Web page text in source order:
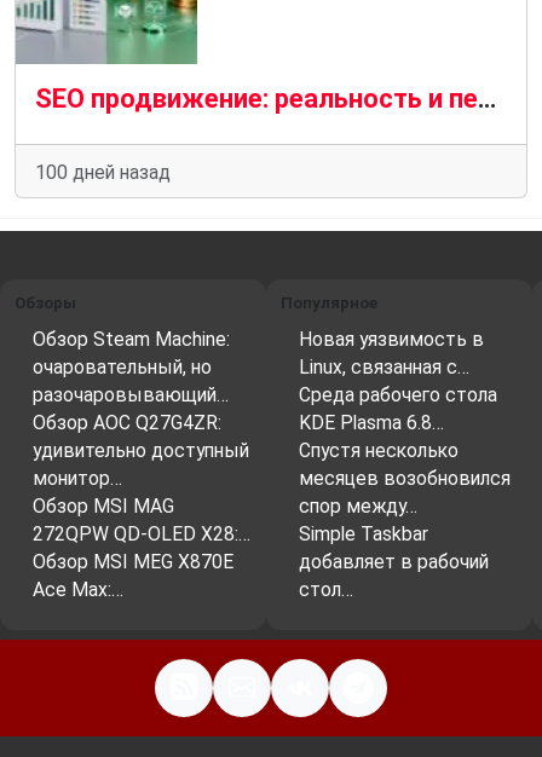
SEO продвижение: реальность и перспективы
100 дней назад
Обзоры
Обзор Steam Machine:
очаровательный, но
разочаровывающий…
Обзор AOC Q27G4ZR:
удивительно доступный
монитор…
Обзор MSI MAG
272QPW QD-OLED X28:…
Обзор MSI MEG X870E
Ace Max:…
Популярное
Новая уязвимость в
Linux, связанная с…
Среда рабочего стола
KDE Plasma 6.8…
Спустя несколько
месяцев возобновился
спор между…
Simple Taskbar
добавляет в рабочий
стол…